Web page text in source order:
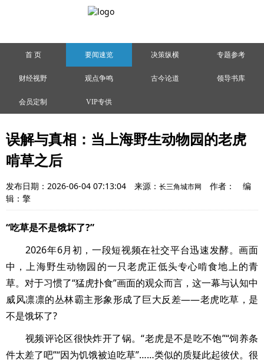
首 页 要闻速览 决策纵横 专题参考
财经视野 观点争鸣 古今论道 领导书库
会员定制 VIP专供
误解与真相：当上海野生动物园的老虎
啃草之后
发布日期：2026-06-04 07:13:04 来源： 长三角城市网 作者：
编
辑：擎
“吃草是不是饿坏了?”
2026年6月初，一段短视频在社交平台迅速发酵。画面
中，上海野生动物园的一只老虎正低头专心啃食地上的青
草。对于习惯了“猛虎扑食”画面的观众而言，这一幕与认知中
威风凛凛的丛林霸主形象形成了巨大反差——老虎吃草，是
不是饿坏了?
视频评论区很快炸开了锅。“老虎是不是吃不饱”“饲养条
件太差了吧”“因为饥饿被迫吃草”……类似的质疑此起彼伏。很